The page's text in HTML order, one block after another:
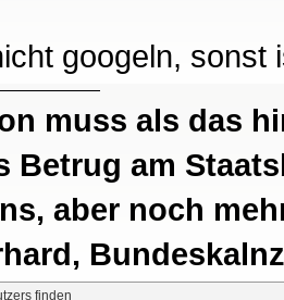
googeln, sonst
muss als das
Betrug am
aber noch